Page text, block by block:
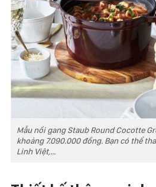
Mẫu nồi gang Staub Round Cocotte
khoảng 7.090.000 đồng. Bạn có thể
Linh Việt,...